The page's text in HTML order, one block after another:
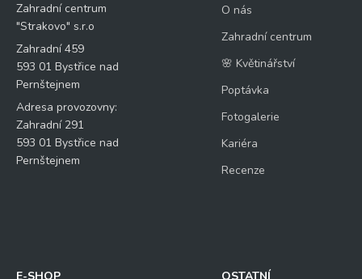
Zahradní centrum
"Strakovo" s.r.o
Zahradní 459
593 01 Bystřice nad
Pernštejnem
Adresa provozovny:
Zahradní 291
593 01 Bystřice nad
Pernštejnem
O nás
Zahradní centrum
🌸 Květinářství
Poptávka
Fotogalerie
Kariéra
Recenze